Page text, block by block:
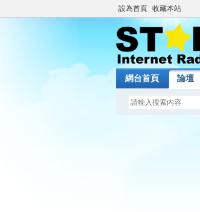
設為首頁 收藏本站
網台首頁 論壇